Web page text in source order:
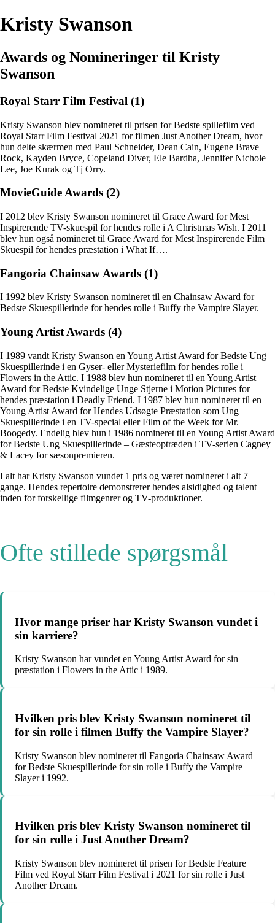
Kristy Swanson
Awards og Nomineringer til Kristy
Swanson
Royal Starr Film Festival (1)
Kristy Swanson blev nomineret til prisen for Bedste spillefilm ved
Royal Starr Film Festival 2021 for filmen Just Another Dream, hvor
hun delte skærmen med Paul Schneider, Dean Cain, Eugene Brave
Rock, Kayden Bryce, Copeland Diver, Ele Bardha, Jennifer Nichole
Lee, Joe Kurak og Tj Orry.
MovieGuide Awards (2)
I 2012 blev Kristy Swanson nomineret til Grace Award for Mest
Inspirerende TV-skuespil for hendes rolle i A Christmas Wish. I 2011
blev hun også nomineret til Grace Award for Mest Inspirerende Film
Skuespil for hendes præstation i What If….
Fangoria Chainsaw Awards (1)
I 1992 blev Kristy Swanson nomineret til en Chainsaw Award for
Bedste Skuespillerinde for hendes rolle i Buffy the Vampire Slayer.
Young Artist Awards (4)
I 1989 vandt Kristy Swanson en Young Artist Award for Bedste Ung
Skuespillerinde i en Gyser- eller Mysteriefilm for hendes rolle i
Flowers in the Attic. I 1988 blev hun nomineret til en Young Artist
Award for Bedste Kvindelige Unge Stjerne i Motion Pictures for
hendes præstation i Deadly Friend. I 1987 blev hun nomineret til en
Young Artist Award for Hendes Udsøgte Præstation som Ung
Skuespillerinde i en TV-special eller Film of the Week for Mr.
Boogedy. Endelig blev hun i 1986 nomineret til en Young Artist Award
for Bedste Ung Skuespillerinde – Gæsteoptræden i TV-serien Cagney
& Lacey for sæsonpremieren.
I alt har Kristy Swanson vundet 1 pris og været nomineret i alt 7
gange. Hendes repertoire demonstrerer hendes alsidighed og talent
inden for forskellige filmgenrer og TV-produktioner.
Ofte stillede spørgsmål
Hvor mange priser har Kristy Swanson vundet i
sin karriere?
Kristy Swanson har vundet en Young Artist Award for sin
præstation i Flowers in the Attic i 1989.
Hvilken pris blev Kristy Swanson nomineret til
for sin rolle i filmen Buffy the Vampire Slayer?
Kristy Swanson blev nomineret til Fangoria Chainsaw Award
for Bedste Skuespillerinde for sin rolle i Buffy the Vampire
Slayer i 1992.
Hvilken pris blev Kristy Swanson nomineret til
for sin rolle i Just Another Dream?
Kristy Swanson blev nomineret til prisen for Bedste Feature
Film ved Royal Starr Film Festival i 2021 for sin rolle i Just
Another Dream.